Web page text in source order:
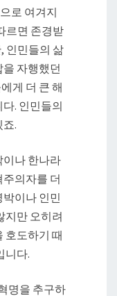
로 여겨지
르면 존경받
인민들의 삶
자행했던
게 더 큰 해
. 인민들의
.
이나 한나라
의자를 더
이나 인민
지만 오히려
호도하기 때
니다.
명을 추구하